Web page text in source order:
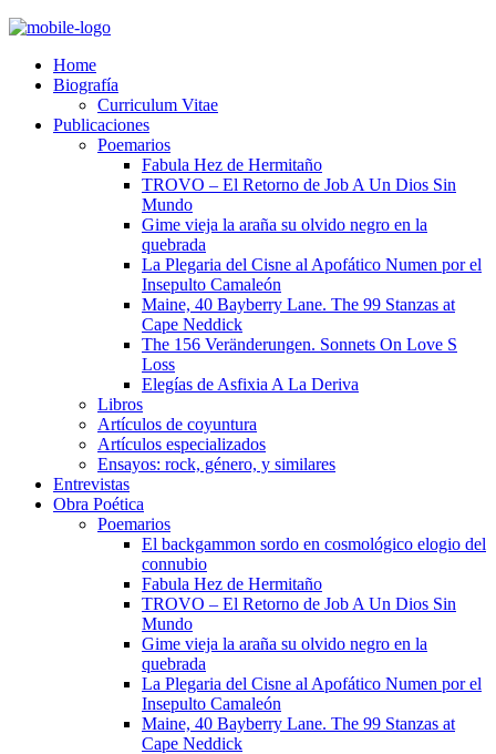
Home
Biografía
Curriculum Vitae​
Publicaciones
Poemarios
Fabula Hez de Hermitaño
TROVO – El Retorno de Job A Un Dios Sin
Mundo
Gime vieja la araña su olvido negro en la
quebrada
La Plegaria del Cisne al Apofático Numen por el
Insepulto Camaleón
Maine, 40 Bayberry Lane. The 99 Stanzas at
Cape Neddick
The 156 Veränderungen. Sonnets On Love S
Loss
Elegías de Asfixia A La Deriva
Libros
Artículos de coyuntura
Artículos especializados
Ensayos: rock, género, y similares
Entrevistas
Obra Poética
Poemarios
El backgammon sordo en cosmológico elogio del
connubio
Fabula Hez de Hermitaño
TROVO – El Retorno de Job A Un Dios Sin
Mundo
Gime vieja la araña su olvido negro en la
quebrada
La Plegaria del Cisne al Apofático Numen por el
Insepulto Camaleón
Maine, 40 Bayberry Lane. The 99 Stanzas at
Cape Neddick